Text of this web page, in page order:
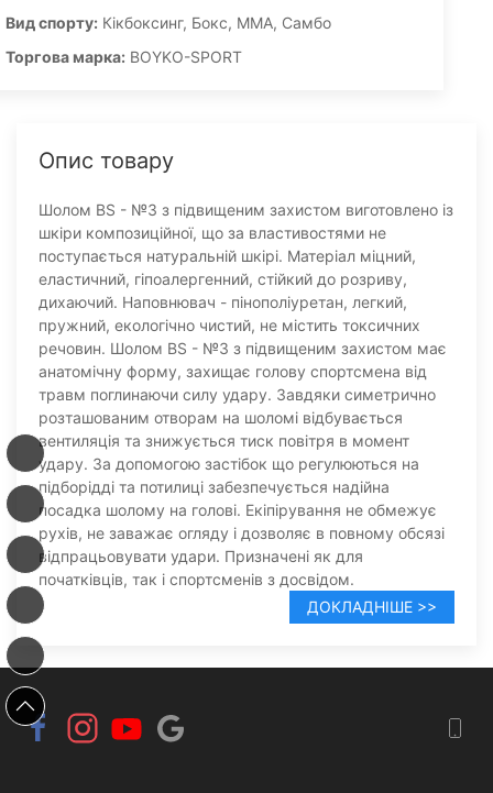
Вид спорту: Кікбоксинг, Бокс, ММА, Самбо
Торгова марка: BOYKO-SPORT
Опис товару
Шолом BS - №3 з підвищеним захистом виготовлено із
шкіри композиційної, що за властивостями не
поступається натуральній шкірі. Матеріал міцний,
еластичний, гіпоалергенний, стійкий до розриву,
дихаючий. Наповнювач - пінополіуретан, легкий,
пружний, екологічно чистий, не містить токсичних
речовин. Шолом BS - №3 з підвищеним захистом має
анатомічну форму, захищає голову спортсмена від
травм поглинаючи силу удару. Завдяки симетрично
розташованим отворам на шоломі відбувається
вентиляція та знижується тиск повітря в момент
удару. За допомогою застібок що регулюються на
підборідді та потилиці забезпечується надійна
посадка шолому на голові. Екіпірування не обмежує
рухів, не заважає огляду і дозволяє в повному обсязі
відпрацьовувати удари. Призначені як для
початківців, так і спортсменів з досвідом.
ДОКЛАДНІШЕ >>